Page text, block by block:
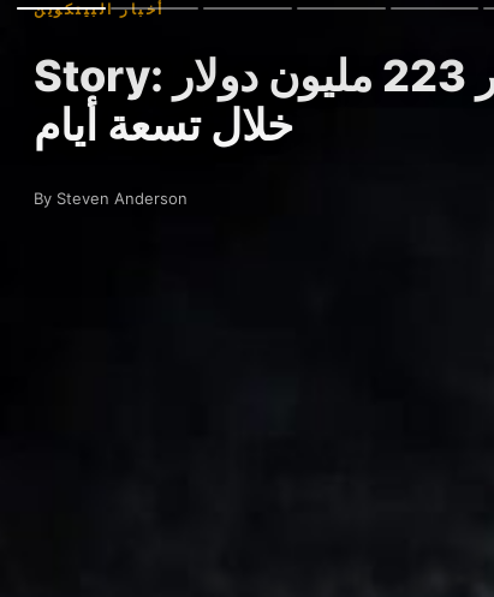
أخبار البيتكوين
Story: تدفقات صناديق بيتكوين المتداولة في البورصة تنخفض بمقدار 223 مليون دولار
خلال تسعة أيام
By Steven Anderson